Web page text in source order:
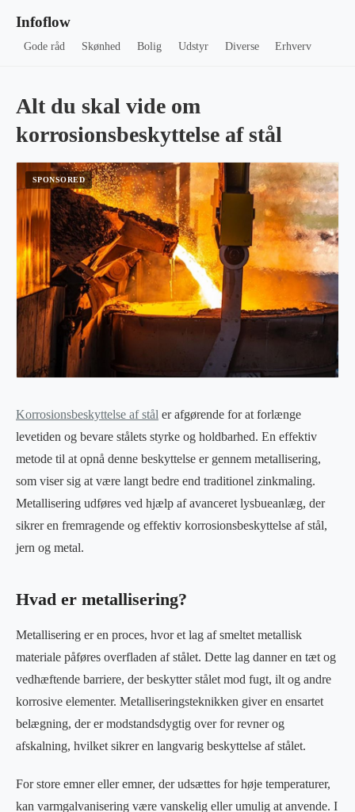
Infoflow
Gode råd Skønhed Bolig Udstyr Diverse Erhverv
Alt du skal vide om
korrosionsbeskyttelse af stål
Korrosionsbeskyttelse af stål er afgørende for at forlænge
levetiden og bevare stålets styrke og holdbarhed. En effektiv
metode til at opnå denne beskyttelse er gennem metallisering,
som viser sig at være langt bedre end traditionel zinkmaling.
Metallisering udføres ved hjælp af avanceret lysbueanlæg, der
sikrer en fremragende og effektiv korrosionsbeskyttelse af stål,
jern og metal.
Hvad er metallisering?
Metallisering er en proces, hvor et lag af smeltet metallisk
materiale påføres overfladen af stålet. Dette lag danner en tæt og
vedhæftende barriere, der beskytter stålet mod fugt, ilt og andre
korrosive elementer. Metalliseringsteknikken giver en ensartet
belægning, der er modstandsdygtig over for revner og
afskalning, hvilket sikrer en langvarig beskyttelse af stålet.
For store emner eller emner, der udsættes for høje temperaturer,
kan varmgalvanisering være vanskelig eller umulig at anvende. I